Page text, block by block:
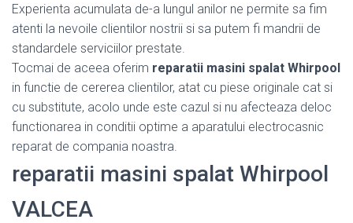
Experienta acumulata de-a lungul anilor ne permite sa fim
atenti la nevoile clientilor nostrii si sa putem fi mandrii de
standardele serviciilor prestate.
Tocmai de aceea oferim reparatii masini spalat Whirpool
in functie de cererea clientilor, atat cu piese originale cat si
cu substitute, acolo unde este cazul si nu afecteaza deloc
functionarea in conditii optime a aparatului electrocasnic
reparat de compania noastra.
reparatii masini spalat Whirpool
VALCEA